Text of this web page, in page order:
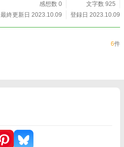
感想数 0
文字数 925
最終更新日 2023.10.09
登録日 2023.10.09
6件